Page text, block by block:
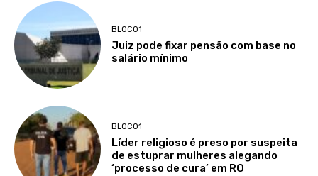
BLOCO1
Juiz pode fixar pensão com base no
salário mínimo
BLOCO1
Líder religioso é preso por suspeita
de estuprar mulheres alegando
‘processo de cura’ em RO